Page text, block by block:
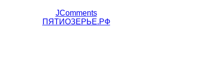
JComments
ПЯТИОЗЕРЬЕ.РФ